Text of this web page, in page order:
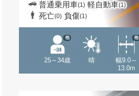
普通乗用車(1) 軽自動車(1)
死亡(0) 負傷(1)
25～34歳
他
晴
幅9.0～
13.0m
他